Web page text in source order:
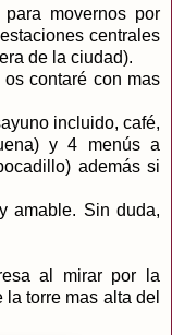
movernos por
centrales
de la ciudad).
contaré con mas
incluido, café,
y 4 menús a
además si
amable. Sin duda,
al mirar por la
torre mas alta del